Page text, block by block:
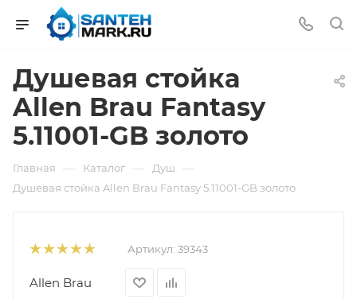
Душевая стойка
Allen Brau Fantasy
5.11001-GB золото
Главная — Каталог — Душ —
Душевая стойка Allen Brau Fantasy 5.11001-GB золото
Артикул: 39343
Allen Brau